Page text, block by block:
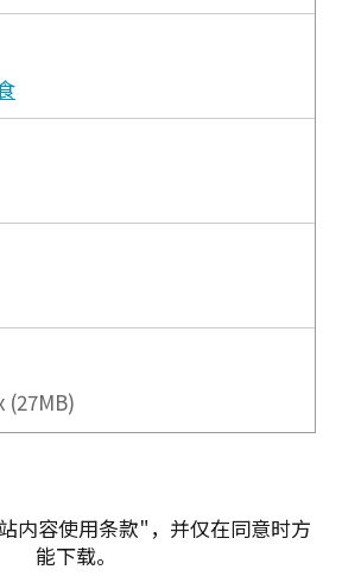
内容使用条款"，并仅在同意时方
能下载。